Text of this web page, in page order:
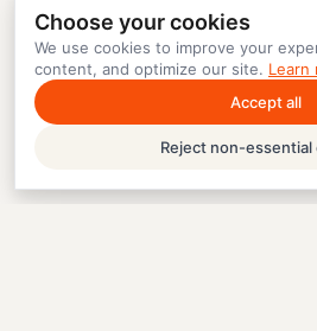
Choose your cookies
We use cookies to improve your
content, and optimize our site. Learn
Accept all
Reject non-essential